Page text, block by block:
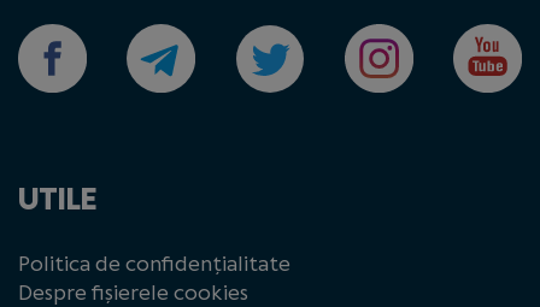
UTILE
Politica de confidențialitate
Despre fișierele cookies